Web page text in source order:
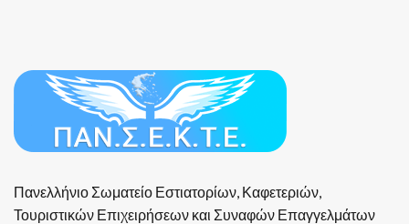
Πανελλήνιο Σωματείο Εστιατορίων, Καφετεριών,
Τουριστικών Επιχειρήσεων και Συναφών Επαγγελμάτων